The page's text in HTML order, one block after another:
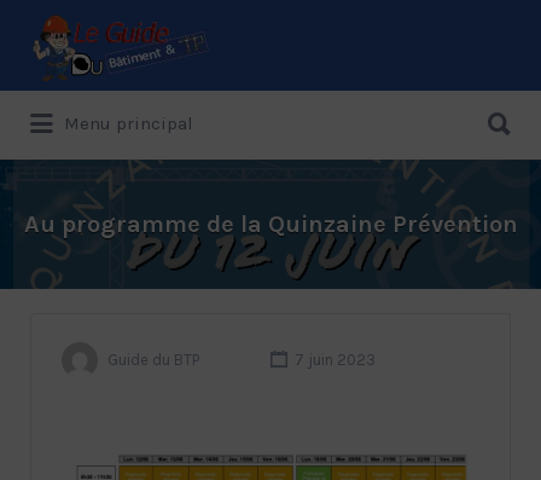
Le Guide de référence depuis 1995
Menu principal
Au programme de la Quinzaine Prévention
Guide du BTP 7 juin 2023